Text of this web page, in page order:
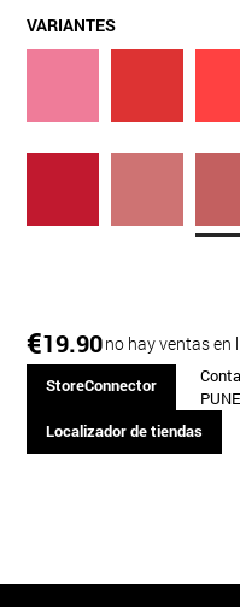
VARIANTES
€19.90no hay ventas en
StoreConnector
PUNE
Localizador de tiendas